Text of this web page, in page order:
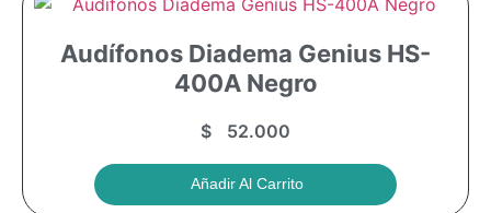
Audífonos Diadema Genius HS-
400A Negro
$ 52.000
Añadir Al Carrito